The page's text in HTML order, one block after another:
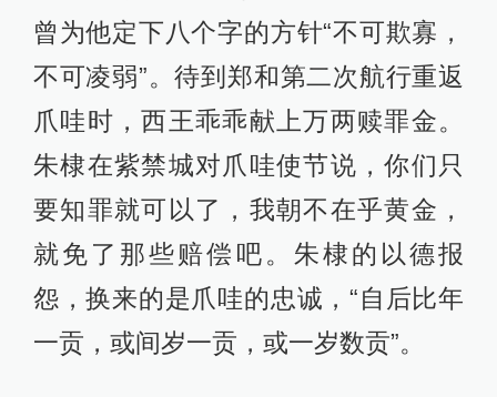
曾为他定下八个字的方针“不可欺寡，
不可凌弱”。待到郑和第二次航行重返
爪哇时，西王乖乖献上万两赎罪金。
朱棣在紫禁城对爪哇使节说，你们只
要知罪就可以了，我朝不在乎黄金，
就免了那些赔偿吧。朱棣的以德报
怨，换来的是爪哇的忠诚，“自后比年
一贡，或间岁一贡，或一岁数贡”。